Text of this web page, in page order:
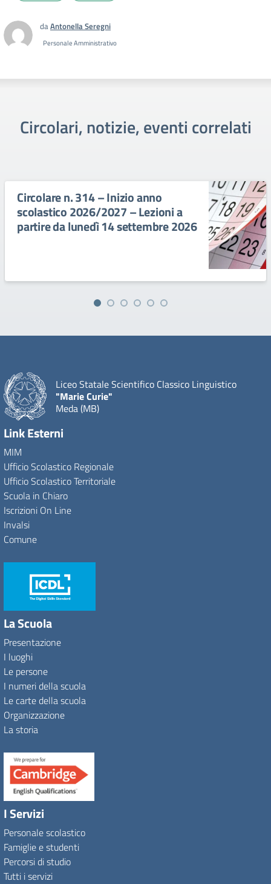
daAntonella Seregni
Personale Amministrativo
Circolari, notizie, eventi correlati
Circolare n. 314 – Inizio anno
scolastico 2026/2027 – Lezioni a
partire da lunedì 14 settembre 2026
Liceo Statale Scientifico Classico Linguistico
"Marie Curie"
Meda (MB)
Link Esterni
MIM
Ufficio Scolastico Regionale
Ufficio Scolastico Territoriale
Scuola in Chiaro
Iscrizioni On Line
Invalsi
Comune
La Scuola
Presentazione
I luoghi
Le persone
I numeri della scuola
Le carte della scuola
Organizzazione
La storia
I Servizi
Personale scolastico
Famiglie e studenti
Percorsi di studio
Tutti i servizi